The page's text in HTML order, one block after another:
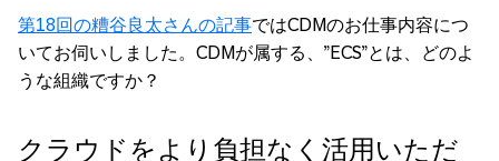
第18回の糟谷良太さんの記事ではCDMのお仕事内容につ
いてお伺いしました。CDMが属する、”ECS”とは、どのよ
うな組織ですか？
クラウドをより負担なく活用いただ